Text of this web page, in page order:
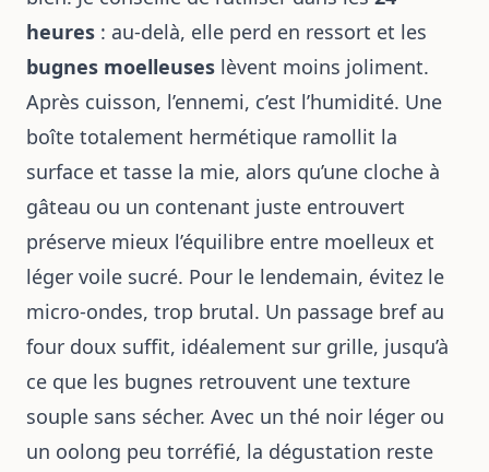
heures : au-delà, elle perd en ressort et les
bugnes moelleuses lèvent moins joliment.
Après cuisson, l’ennemi, c’est l’humidité. Une
boîte totalement hermétique ramollit la
surface et tasse la mie, alors qu’une cloche à
gâteau ou un contenant juste entrouvert
préserve mieux l’équilibre entre moelleux et
léger voile sucré. Pour le lendemain, évitez le
micro-ondes, trop brutal. Un passage bref au
four doux suffit, idéalement sur grille, jusqu’à
ce que les bugnes retrouvent une texture
souple sans sécher. Avec un thé noir léger ou
un oolong peu torréfié, la dégustation reste